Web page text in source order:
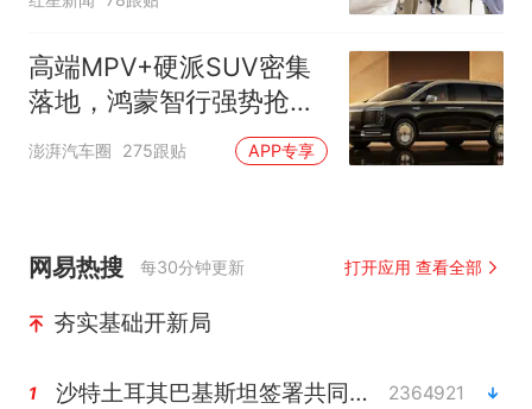
制“艺考捷径化”
高端MPV+硬派SUV密集
落地，鸿蒙智行强势抢占
自主高端市场制高点
澎湃汽车圈 275跟贴 APP专享
网易热搜 每30分钟更新 打开应用 查看全部
夯实基础开新局
1 沙特土耳其巴基斯坦签署共同防务协议 2364921